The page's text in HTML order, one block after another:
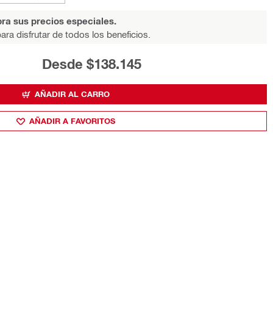
sus precios especiales.
disfrutar de todos los beneficios.
Desde $138.145
AÑADIR AL CARRO
AÑADIR A FAVORITOS